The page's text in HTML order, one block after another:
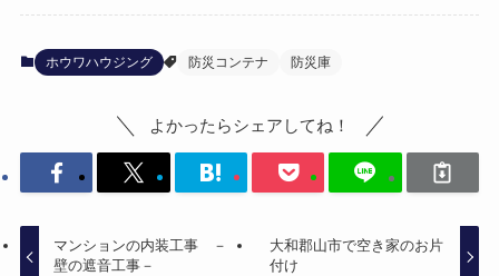
ホウワハウジング 防災コンテナ 防災庫
よかったらシェアしてね！
マンションの内装工事 －
壁の遮音工事－
大和郡山市で空き家のお片
付け